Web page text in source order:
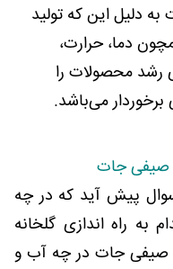
دلیل این که تولید
دما، حرارت،
رشد محصولات را
می‌باشد.
صیفی جات
پیش آید که در چه
به راه اندازی گلخانه
صیفی جات در چه آب و